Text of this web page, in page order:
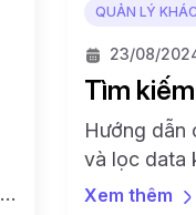
QUẢN LÝ
23/08/
Tìm
Hướng dẫn
và lọc data
để quản lý
Xem thêm